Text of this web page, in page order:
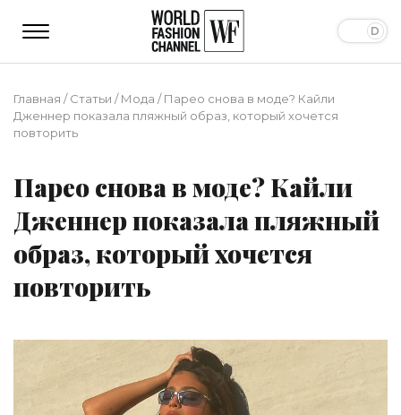
Главная /Статьи /Мода /Парео снова в моде? Кайли
Дженнер показала пляжный образ, который хочется
повторить
Парео снова в моде? Кайли
Дженнер показала пляжный
образ, который хочется
повторить